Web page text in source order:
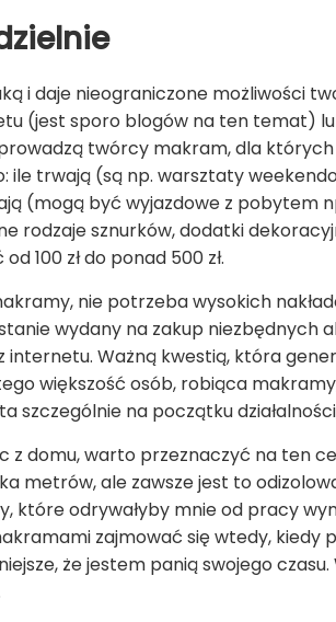
i daje nieograniczone możliwości
(jest sporo blogów na ten temat)
twórcy makram, dla
ile trwają (są np. warsztaty
(mogą być wyjazdowe z pobytem
rodzaje sznurków, dodatki
100 zł do ponad 500 zł.
nie potrzeba wysokich
wydany na zakup
internetu. Ważną kwestią, która
większość osób, robiąca
szczególnie na początku
z domu, warto przeznaczyć na ten
metrów, ale zawsze jest to
które odrywałyby mnie od pracy
zajmować się wtedy, kiedy
że jestem panią swojego